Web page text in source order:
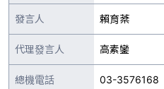
發言人 賴育棻
代理發言人 高素鑾
總機電話 03-3576168